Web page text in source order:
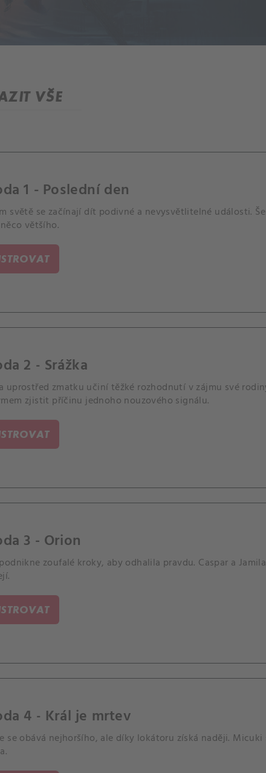
VŠE
1 - Poslední den
světě se začínají dít podivné a nevysvětlitelné události.
většího.
2 - Srážka
uprostřed zmatku učiní těžké rozhodnutí v zájmu své
zjistit příčinu jednoho nouzového signálu.
3 - Orion
zoufalé kroky, aby odhalila pravdu. Caspar a
4 - Král je mrtev
se obává nejhoršího, ale díky lokátoru získá naději.